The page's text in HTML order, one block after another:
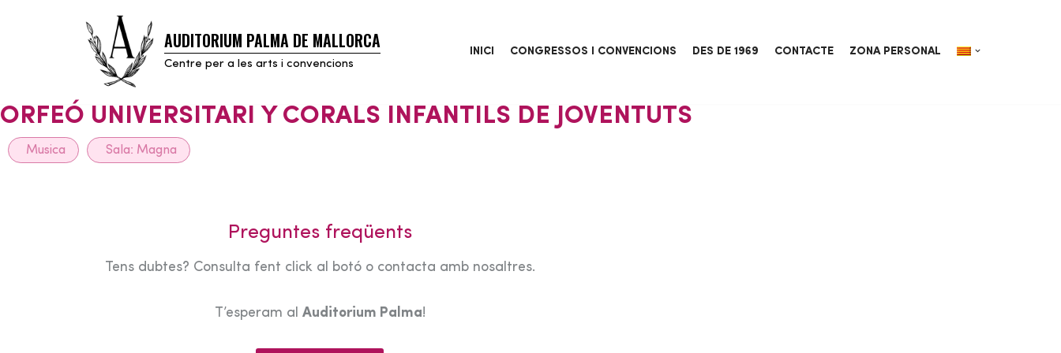
AUDITORIUM PALMA DE MALLORCA
Centre per a les arts i convencions
INICI CONGRESSOS I CONVENCIONS DES DE 1969 CONTACTE ZONA PERSONAL
ORFEÓ UNIVERSITARI Y CORALS INFANTILS DE JOVENTUTS
Musica Sala: Magna
Preguntes freqüents
Tens dubtes? Consulta fent click al botó o contacta amb nosaltres.
T’esperam al Auditorium Palma!